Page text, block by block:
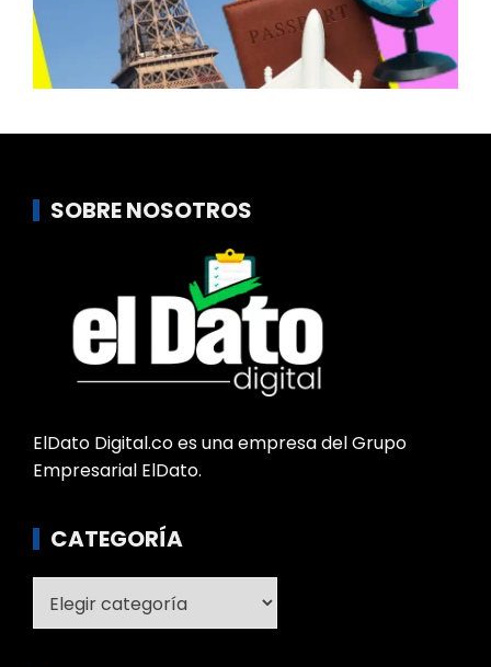
SOBRE NOSOTROS
ElDato Digital.co es una empresa del Grupo
Empresarial ElDato.
CATEGORÍA